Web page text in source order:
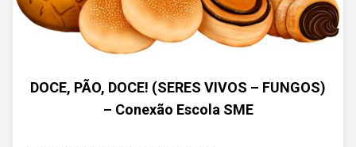
DOCE, PÃO, DOCE! (SERES VIVOS – FUNGOS)
– Conexão Escola SME